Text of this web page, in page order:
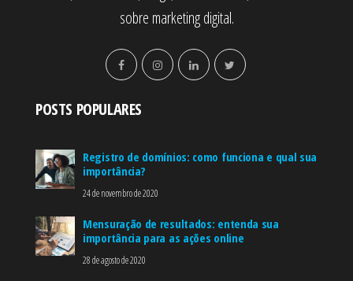
sobre marketing digital.
POSTS POPULARES
Registro de domínios: como funciona e qual sua
importância?
24 de novembro de 2020
Mensuração de resultados: entenda sua
importância para as ações online
28 de agosto de 2020